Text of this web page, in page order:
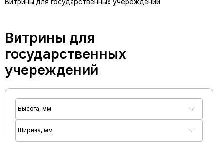
Витрины для государственных учереждений
Витрины для
государственных
учереждений
Высота, мм
Ширина, мм